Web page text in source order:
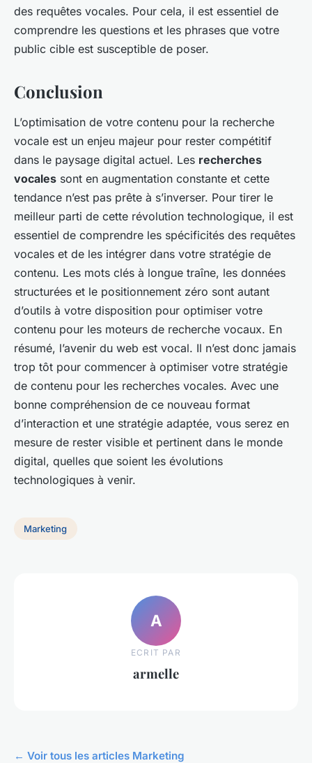
des requêtes vocales. Pour cela, il est essentiel de
comprendre les questions et les phrases que votre
public cible est susceptible de poser.
Conclusion
L’optimisation de votre contenu pour la recherche
vocale est un enjeu majeur pour rester compétitif
dans le paysage digital actuel. Les recherches
vocales sont en augmentation constante et cette
tendance n’est pas prête à s’inverser. Pour tirer le
meilleur parti de cette révolution technologique, il est
essentiel de comprendre les spécificités des requêtes
vocales et de les intégrer dans votre stratégie de
contenu. Les mots clés à longue traîne, les données
structurées et le positionnement zéro sont autant
d’outils à votre disposition pour optimiser votre
contenu pour les moteurs de recherche vocaux. En
résumé, l’avenir du web est vocal. Il n’est donc jamais
trop tôt pour commencer à optimiser votre stratégie
de contenu pour les recherches vocales. Avec une
bonne compréhension de ce nouveau format
d’interaction et une stratégie adaptée, vous serez en
mesure de rester visible et pertinent dans le monde
digital, quelles que soient les évolutions
technologiques à venir.
Marketing
A
ECRIT PAR
armelle
← Voir tous les articles Marketing